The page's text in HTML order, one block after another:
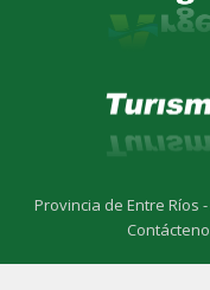
Provincia de Entre Ríos